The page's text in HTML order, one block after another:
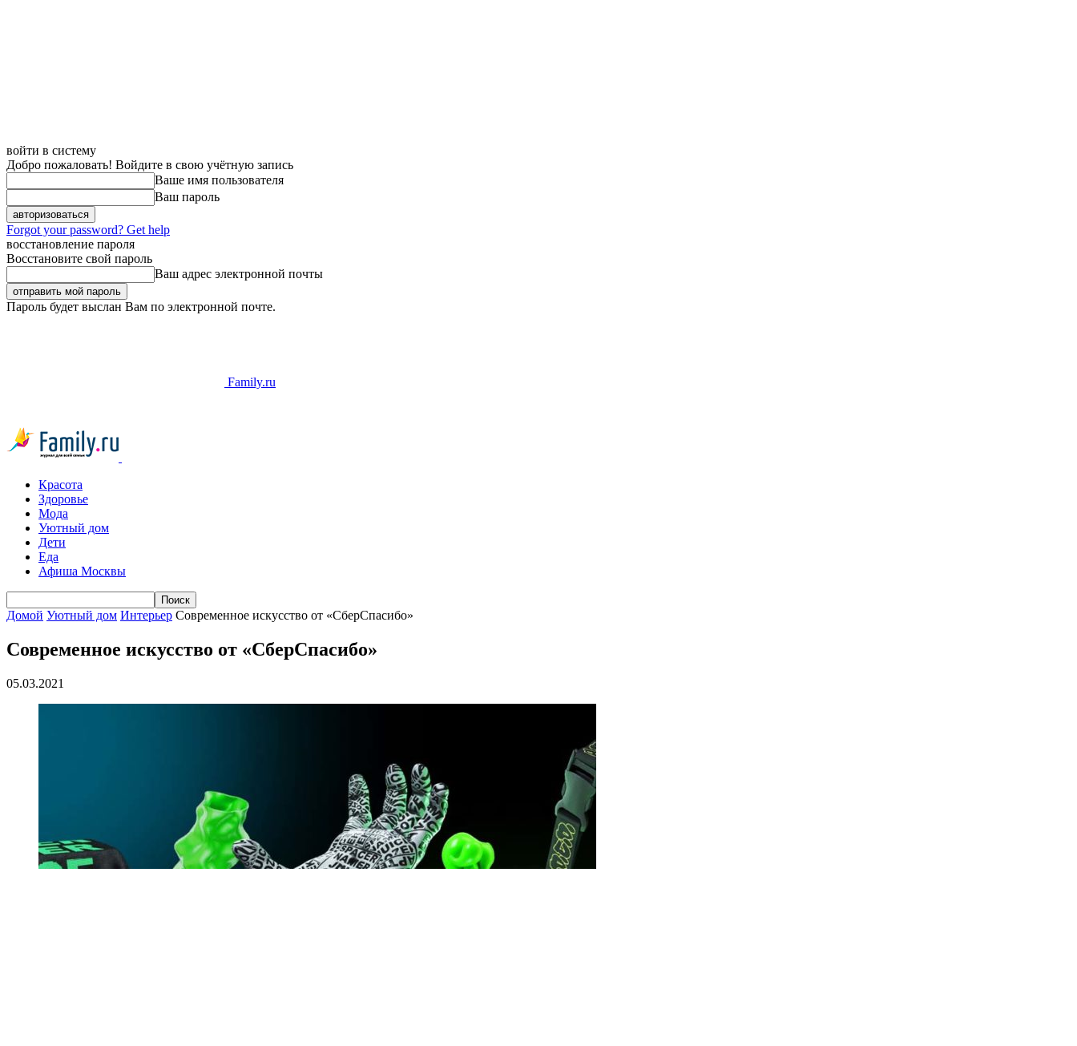
войти в систему
Добро пожаловать! Войдите в свою учётную запись
Ваше имя пользователя
Ваш пароль
Forgot your password? Get help
восстановление пароля
Восстановите свой пароль
Ваш адрес электронной почты
Пароль будет выслан Вам по электронной почте.
Family.ru
Красота
Здоровье
Мода
Уютный дом
Дети
Еда
Афиша Москвы
Домой Уютный дом Интерьер Современное искусство от «СберСпасибо»
Современное искусство от «СберСпасибо»
05.03.2021